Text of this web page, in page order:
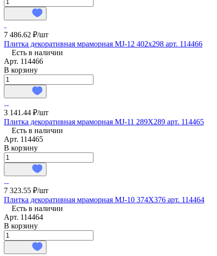
7 486.62 ₽/шт
Плитка декоративная мраморная MJ-12 402x298 арт. 114466
Есть в наличии
Арт. 114466
В корзину
3 141.44 ₽/шт
Плитка декоративная мраморная MJ-11 289X289 арт. 114465
Есть в наличии
Арт. 114465
В корзину
7 323.55 ₽/шт
Плитка декоративная мраморная MJ-10 374X376 арт. 114464
Есть в наличии
Арт. 114464
В корзину